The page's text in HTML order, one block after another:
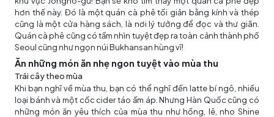
hơn thế này. Đó là một quán cà phê tối giản bằng kính và thép
cũng là một cửa hàng sách, là nơi lý tưởng để đọc và thư giãn.
Quán cà phê cũng có tầm nhìn tuyệt đẹp ra toàn cảnh thành phố
Seoul cũng như ngọn núi Bukhansan hùng vĩ!
Ăn những món ăn nhẹ ngon tuyệt vào mùa thu
Trái cây theo mùa
Khi bạn nghĩ về mùa thu, bạn có thể nghĩ đến latte bí ngô, nhiều
loại bánh và một cốc cider táo ấm áp. Nhưng Hàn Quốc cũng có
những món ăn yêu thích của mùa thu như hồng, lê, nho Shine